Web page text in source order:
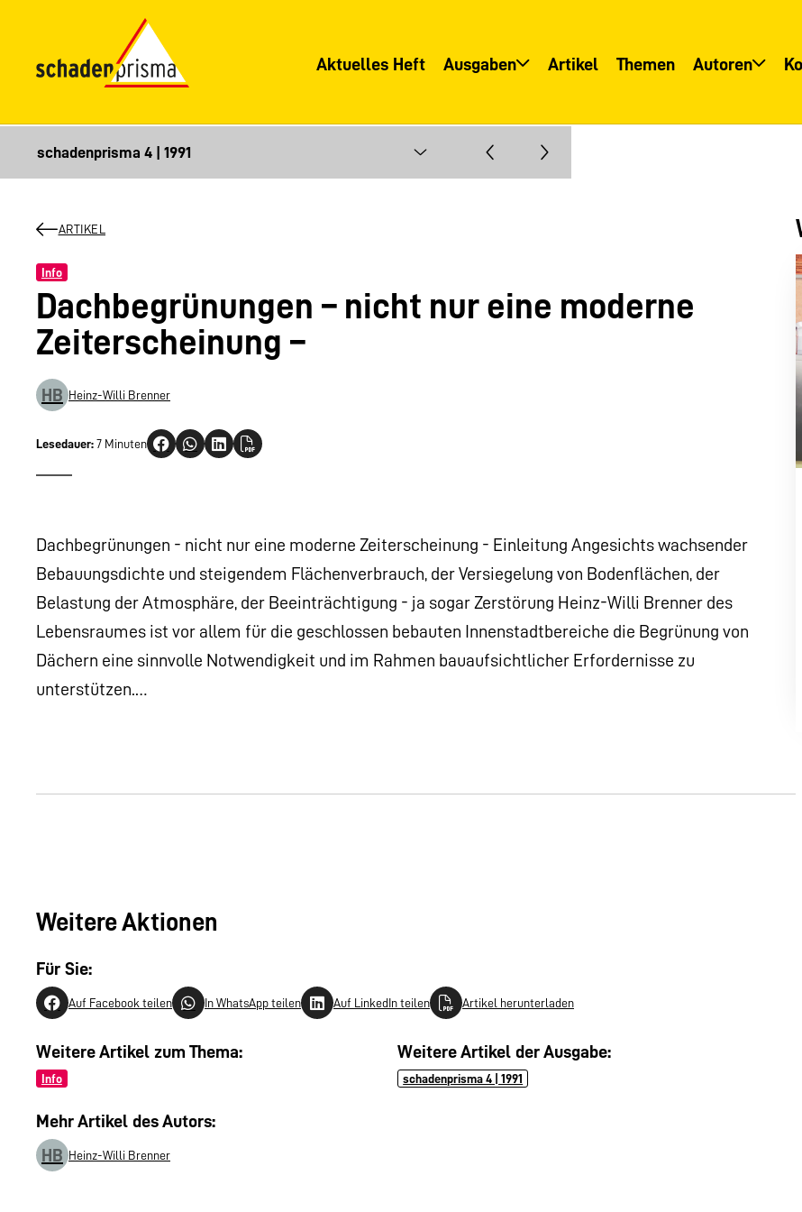
Aktuelles Heft Ausgaben
Informationsservice
Artikel Themen Autoren
ARTIKEL
Info
Dachbegrünungen – nicht nur eine moderne
Zeiterscheinung –
HB Heinz-Willi Brenner
Lesedauer: 7 Minuten
Dachbegrünungen - nicht nur eine moderne Zeiterscheinung - Einleitung Angesichts wachsender
Bebauungsdichte und steigendem Flächenverbrauch, der Versiegelung von Bodenflächen, der
Belastung der Atmosphäre, der Beeinträchtigung - ja sogar Zerstörung Heinz-Willi Brenner des
Lebensraumes ist vor allem für die geschlossen bebauten Innenstadtbereiche die Begrünung von
Dächern eine sinnvolle Notwendigkeit und im Rahmen bauaufsichtlicher Erfordernisse zu
unterstützen.…
Weitere Aktionen
Für Sie:
Auf Facebook teilen In WhatsApp teilen Auf LinkedIn teilen Artikel herunterladen
Weitere Artikel zum Thema:
Info
Weitere Artikel der Ausgabe:
schadenprisma 4 | 1991
Mehr Artikel des Autors:
HB
Heinz-Willi Brenner